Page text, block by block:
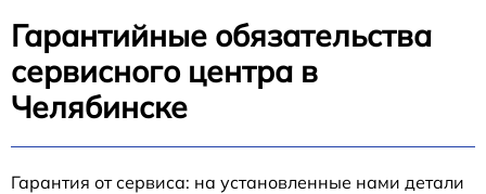
Гарантийные обязательства
сервисного центра в
Челябинске
Гарантия от сервиса: на установленные нами детали